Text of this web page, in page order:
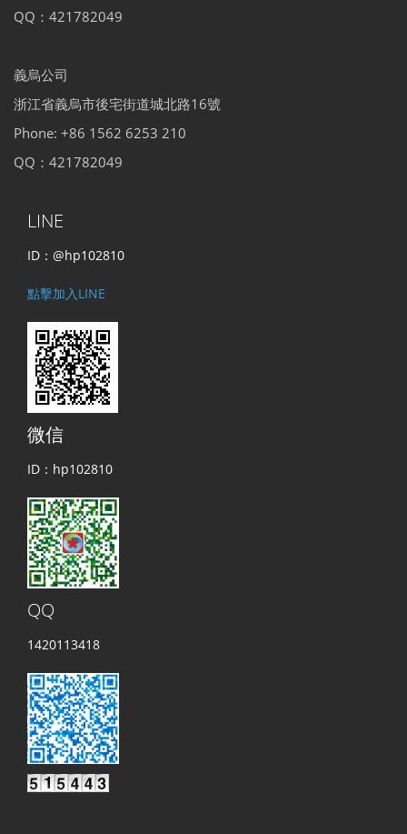
QQ：421782049
義烏公司
浙江省義烏市後宅街道城北路16號
Phone: +86 1562 6253 210
QQ：421782049
LINE
ID：@hp102810
點擊加入LINE
微信
ID：hp102810
QQ
1420113418